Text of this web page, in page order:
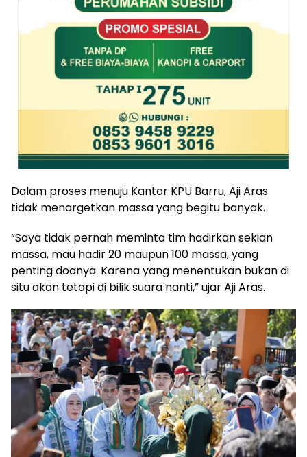
Dalam proses menuju Kantor KPU Barru, Aji Aras
tidak menargetkan massa yang begitu banyak.
“Saya tidak pernah meminta tim hadirkan sekian
massa, mau hadir 20 maupun 100 massa, yang
penting doanya. Karena yang menentukan bukan di
situ akan tetapi di bilik suara nanti,” ujar Aji Aras.